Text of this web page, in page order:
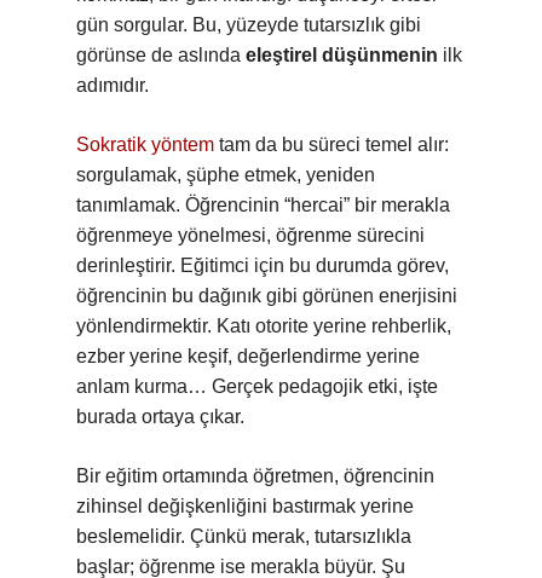
gün sorgular. Bu, yüzeyde tutarsızlık gibi
görünse de aslında eleştirel düşünmenin ilk
adımıdır.
Sokratik yöntem tam da bu süreci temel alır:
sorgulamak, şüphe etmek, yeniden
tanımlamak. Öğrencinin “hercai” bir merakla
öğrenmeye yönelmesi, öğrenme sürecini
derinleştirir. Eğitimci için bu durumda görev,
öğrencinin bu dağınık gibi görünen enerjisini
yönlendirmektir. Katı otorite yerine rehberlik,
ezber yerine keşif, değerlendirme yerine
anlam kurma… Gerçek pedagojik etki, işte
burada ortaya çıkar.
Bir eğitim ortamında öğretmen, öğrencinin
zihinsel değişkenliğini bastırmak yerine
beslemelidir. Çünkü merak, tutarsızlıkla
başlar; öğrenme ise merakla büyür. Şu